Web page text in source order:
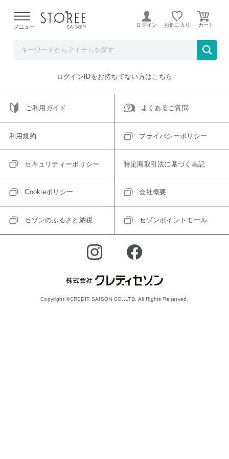
よる配送遅延が発生しております。
メニュー ログイン お気に入り
ご指定のアイテムは取り扱い終了、またはただいま取り扱い
トップへ戻る
ログインIDをお持ちでない方はこちら
ご利用ガイド よくあるご質問
利用規約 プライバシーポリシー
セキュリティーポリシー 特定商取引法に基づく表記
Cookieポリシー 会社概要
セゾンのふるさと納税 セゾンポイントモール
Copyright ©CREDIT SAISON CO.,LTD. All Rights Reserved.